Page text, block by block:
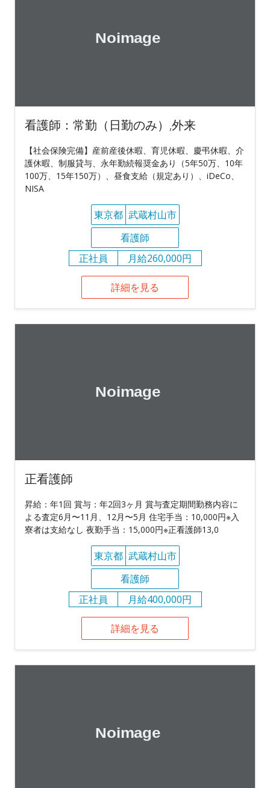
看護師：常勤（日勤のみ）,外来
【社会保険完備】産前産後休暇、育児休暇、慶弔休暇、介
護休暇、制服貸与、永年勤続報奨金あり（5年50万、10年
100万、15年150万）、昼食支給（規定あり）、iDeCo、
NISA
東京都 武蔵村山市
看護師
正社員
月給260,000円
詳細を見る
正看護師
昇給：年1回 賞与：年2回3ヶ月 賞与査定期間勤務内容に
よる査定6月〜11月、12月〜5月 住宅手当：10,000円※入
寮者は支給なし 夜勤手当：15,000円※正看護師13,0
東京都 武蔵村山市
看護師
正社員
月給400,000円
詳細を見る